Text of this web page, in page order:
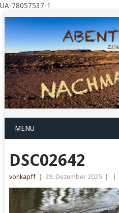
UA-78057537-1
MENU
DSC02642
vonkapff 29. Dezember 2025